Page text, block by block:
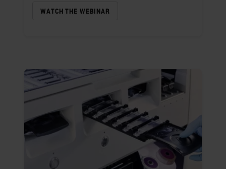
WATCH THE WEBINAR